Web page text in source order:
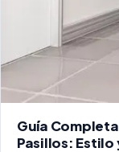
Guía
Pasillos: